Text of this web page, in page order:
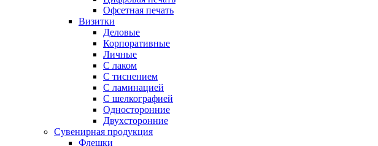
Офсетная печать
Визитки
Деловые
Корпоративные
Личные
С лаком
C тиснением
С ламинацией
С шелкографией
Односторонние
Двухсторонние
Сувенирная продукция
Флешки